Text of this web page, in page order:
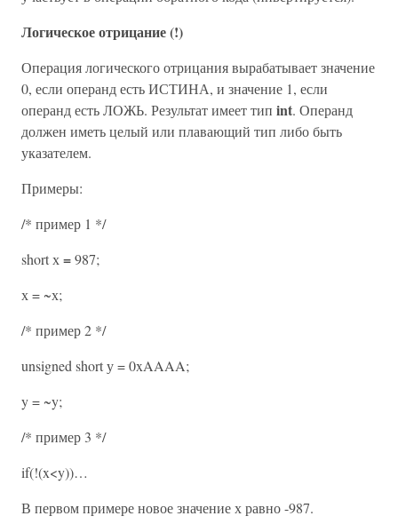
Логическое отрицание (!)
Операция логического отрицания вырабатывает значение
0, если операнд есть ИСТИНА, и значение 1, если
операнд есть ЛОЖЬ. Результат имеет тип int. Операнд
должен иметь целый или плавающий тип либо быть
указателем.
Примеры:
/* пример 1 */
short х=987;
х = ~х;
/* пример 2 */
unsigned short у = 0xAAAA;
y = ~y;
/* пример 3 */
if(!(x<y))…
В первом примере новое значение х равно -987.